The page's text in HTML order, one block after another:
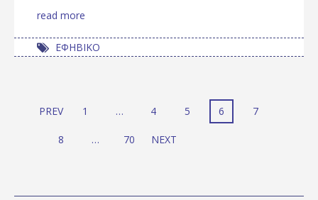
read more
ΕΦΗΒΙΚΟ
PREV 1 … 4 5 6 7
8 … 70 NEXT